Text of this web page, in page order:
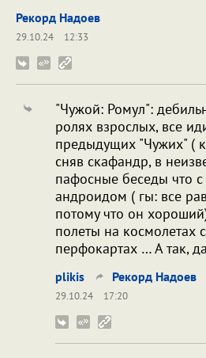
Рекорд Надоев
29.10.24
12:33
"Чужой: Ромул":
ролях взрослых, все
предыдущих "Чужих" (
сняв скафандр, в
пафосные беседы что
андроидом ( гы: все
потому что он
полеты на космолетах
перфокартах … А так,
plikis Рекорд Надоев
29.10.24
17:20